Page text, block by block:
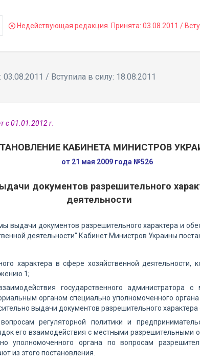
Недействующая редакция. Принята: 03.08.2011 /
/ Вступила в силу: 18.08.2011
с 01.01.2012 г.
КАБИНЕТА МИНИСТРОВ
от 21 мая 2009 года №526
документов разрешительного
деятельности
выдачи документов разрешительного характера и
деятельности" Кабинет Министров Украины
характера в сфере хозяйственной деятельности,
1;
государственного администратора
органом специально уполномоченного
выдачи документов разрешительного
регуляторной политики и
его взаимодействия с местными разрешительными
уполномоченного органа по вопросам
из этого постановления.